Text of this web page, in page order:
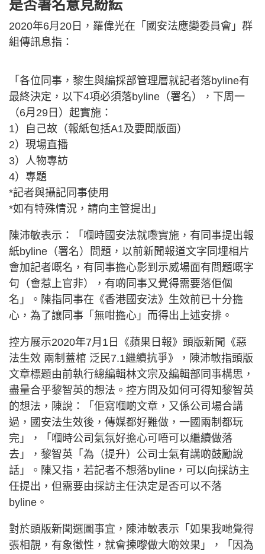
是否署名意見紛紜
2020年6月20日，羅偉光在「國安法應變委員會」群
組傳訊息指：
「各位同事，黎生與編採部管理層就記者落byline有
最終決定，以下4項必須落byline（署名），下周一
（6月29日）起實施：
1）自己故（報紙包括A1及要聞版面）
2）現場直播
3）人物專訪
4）專題
*記者與攝記同事使用
*如有特殊情況，請向主管提出」
陳沛敏表示：「嗰時國安法就嚟實施，有同事提出報
紙byline（署名）問題，以前新聞報道文字同埋相片
會加記者嘅名，有同事擔心影到示威場面有問題嘅字
句（會惹上官非），有啲同事又覺得需要落佢個
名」。陳指同事在《香港國安法》生效前已十分擔
心，為了讓同事「無咁擔心」而得出上述安排。
控方展示2020年7月1日《蘋果日報》頭版新聞《惡
法生效 兩制蓋棺 泛民7.1繼續抗爭》，陳沛敏指頭版
文章標題由前執行總編輯林文宗及編輯部同事構思，
盡量合乎黎智英的想法。控方問及如何可得知黎智英
的想法，陳說：「佢寫嗰啲文章，又係公司場合講
過，國安法生效後，傳媒都好難做，一國兩制都玩
完」，「嗰時公司氣氛好擔心可唔可以繼續做落
去」，黎智英「為（提升）公司士氣有講啲鼓勵說
話」。陳又指，若記者不想落byline，可以向採訪主
任提出，但需要由採訪主任決定是否可以不落
byline。
對於頭版新聞選圖事宜，陳沛敏表示「如果我哋覺得
張相靚，有象徵性，就會揀嚟做大啲效果」，「因為